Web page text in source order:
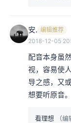
安. 编辑推荐
2018-12-05
配音本身虽
视，容易使
导之感，又
想要听原音。
看理想 （编